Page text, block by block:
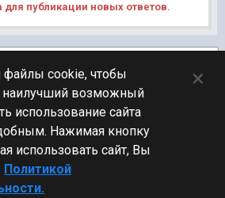
для публикации новых ответов.
ТЕМ
Кораблей
Стиль
cookie, чтобы
наилучший возможный
использование сайта
Нажимая кнопку
использовать сайт, Вы
Политикой
×